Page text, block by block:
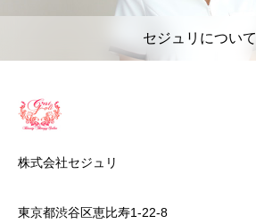
セジュリについて
株式会社セジュリ
東京都渋谷区恵比寿1-22-8